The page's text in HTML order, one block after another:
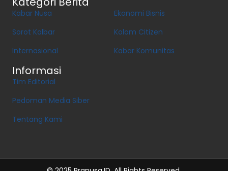
Kabar Nusa
Sorot Kalbar
Internasional
Ekonomi Bisnis
Kolom Citizen
Kabar Komunitas
Informasi
Tim Editorial
Pedoman Media Siber
Tentang Kami